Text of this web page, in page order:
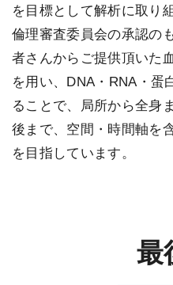
を目標として解析に取り
倫理審査委員会の承認の
者さんからご提供頂いた
を用い、DNA・RNA・蛋
ることで、局所から全身
後まで、空間・時間軸を
を目指しています。
最